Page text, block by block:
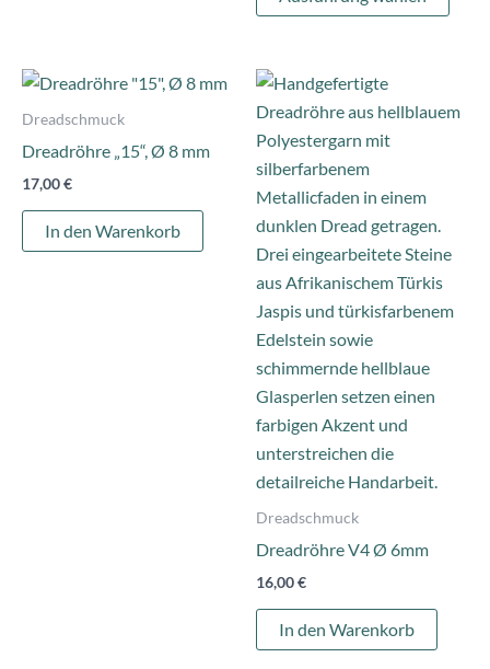
Dreadschmuck
Dreadröhre „15“, Ø 8 mm
17,00€
In den Warenkorb
Dreadschmuck
Dreadröhre V4 Ø 6mm
16,00€
In den Warenkorb